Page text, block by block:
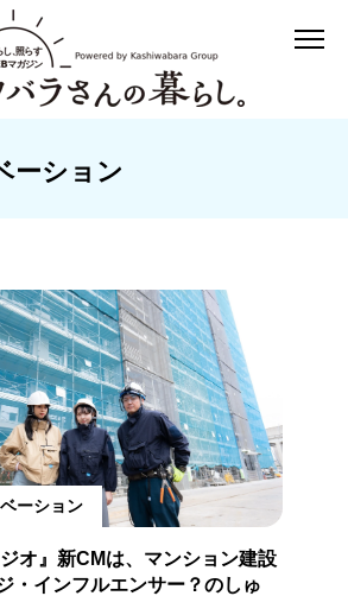
ーション
ーション
ジオ』新CMは、マンション建設
・インフルエンサー？のしゅ